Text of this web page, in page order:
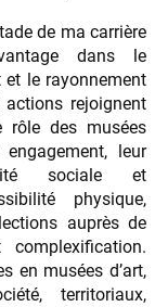
de ma carrière
dans le
le rayonnement
actions rejoignent
rôle des musées
leur
sociale et
physique,
auprès de
en musées d’art,
territoriaux,